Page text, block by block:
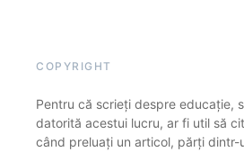
COPYRIGHT
Pentru că scrieți despre educație,
datorită acestui lucru, ar fi util să
când preluați un articol, părți dintr-